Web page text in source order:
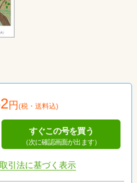
円(税・送料込)
すぐこの号を買う
（次に確認画面が出ます）
引法に基づく表示